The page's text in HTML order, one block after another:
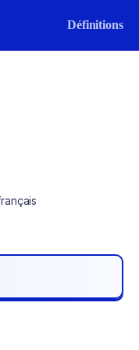
Définitions